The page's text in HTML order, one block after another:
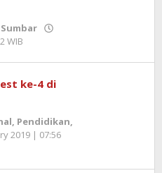
Sumbar
WIB
ke-4 di
, Pendidikan,
2019 | 07:56